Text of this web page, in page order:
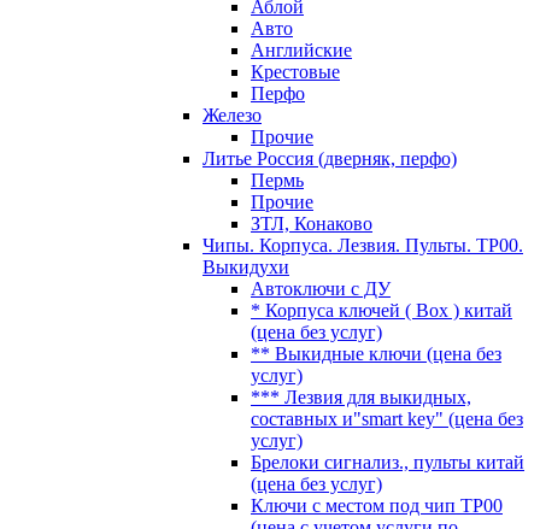
Аблой
Авто
Английские
Крестовые
Перфо
Железо
Прочие
Литье Россия (дверняк, перфо)
Пермь
Прочие
ЗТЛ, Конаково
Чипы. Корпуса. Лезвия. Пульты. TP00.
Выкидухи
Автоключи с ДУ
* Корпуса ключей ( Box ) китай
(цена без услуг)
** Выкидные ключи (цена без
услуг)
*** Лезвия для выкидных,
составных и"smart key" (цена без
услуг)
Брелоки сигнализ., пульты китай
(цена без услуг)
Ключи с местом под чип TP00